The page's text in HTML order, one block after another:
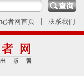
记者网首页
联系我们